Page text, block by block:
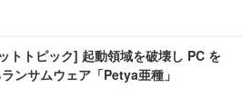
トトピック] 起動領域を破壊し PC を
ンサムウェア「Petya亜種」